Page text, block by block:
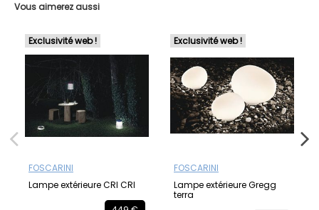
Vous aimerez aussi
Exclusivité web !
FOSCARINI
Lampe extérieure CRI CRI
Exclusivité web !
FOSCARINI
Lampe extérieure Gregg
terra